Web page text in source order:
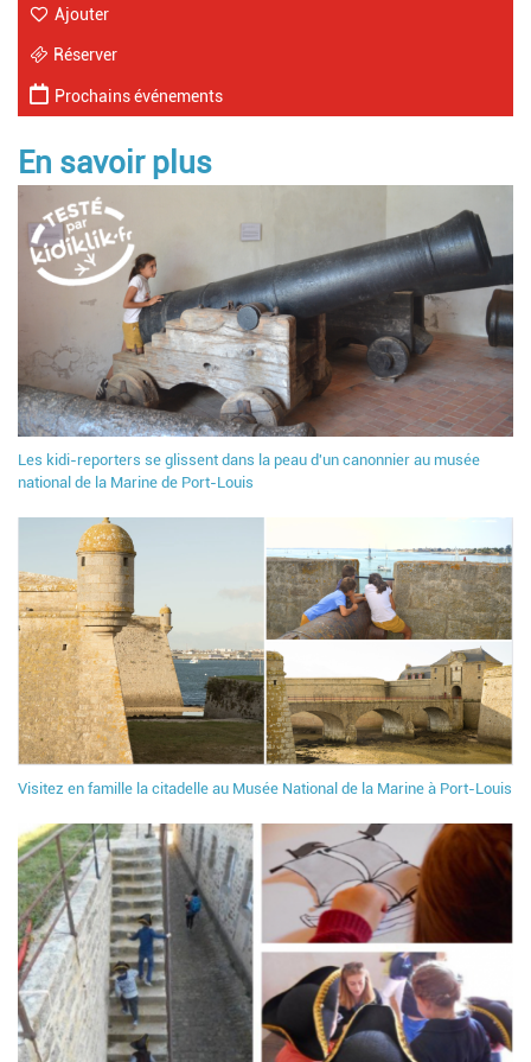
Ajouter
Réserver
Prochains événements
En savoir plus
Les kidi-reporters se glissent dans la peau d'un canonnier au musée
national de la Marine de Port-Louis
Visitez en famille la citadelle au Musée National de la Marine à Port-Louis